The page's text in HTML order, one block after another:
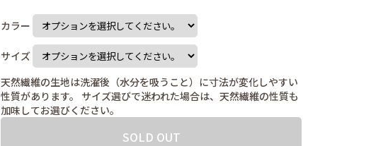
カラー
サイズ
天然繊維の生地は洗濯後（水分を吸うこと）に寸法が変化しやすい
性質があります。 サイズ選びで迷われた場合は、天然繊維の性質も
加味してお選びください。
SOLD OUT